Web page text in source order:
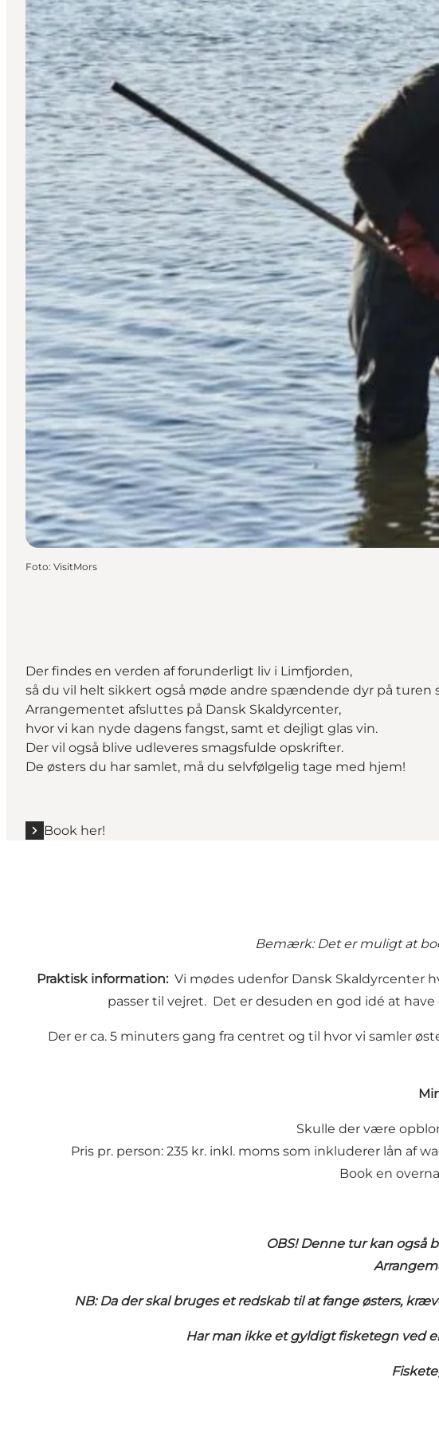
Foto: VisitMors
Der findes en verden af forunderligt liv i Limfjorden,
så du vil helt sikkert også møde andre spændende dyr på turen
Arrangementet afsluttes på Dansk Skaldyrcenter,
hvor vi kan nyde dagens fangst, samt et dejligt glas vin.
Der vil også blive udleveres smagsfulde opskrifter.
De østers du har samlet, må du selvfølgelig tage med hjem!
Book her!
Bemærk: Det er muligt at
Praktisk information: Vi mødes udenfor Dansk Skaldyrcenter
passer til vejret. Det er desuden en god idé at
Der er ca. 5 minuters gang fra centret og til hvor vi samler
Skulle der være
Pris pr. person: 235 kr. inkl. moms som inkluderer lån af
Book en
OBS! Denne tur kan også
NB: Da der skal bruges et redskab til at fange østers,
Har man ikke et gyldigt fisketegn ved